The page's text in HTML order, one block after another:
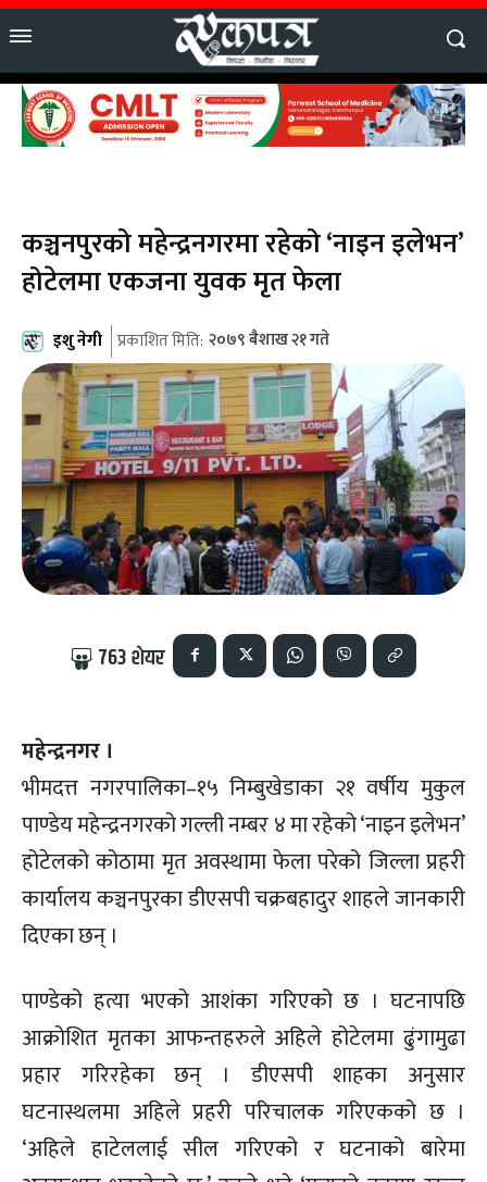
कञ्चनपुरको महेन्द्रनगरमा रहेको ‘नाइन इलेभन’
होटेलमा एकजना युवक मृत फेला
इशु नेगी प्रकाशित मिति: २०७९ बैशाख २१ गते
763शेयर
महेन्द्रनगर ।
भीमदत्त नगरपालिका–१५ निम्बुखेडाका २१ वर्षीय मुकुल
पाण्डेय महेन्द्रनगरको गल्ली नम्बर ४ मा रहेको ‘नाइन इलेभन’
होटेलको कोठामा मृत अवस्थामा फेला परेको जिल्ला प्रहरी
कार्यालय कञ्चनपुरका डीएसपी चक्रबहादुर शाहले जानकारी
दिएका छन् ।
पाण्डेको हत्या भएको आशंका गरिएको छ । घटनापछि
आक्रोशित मृतका आफन्तहरुले अहिले होटेलमा ढुंगामुढा
प्रहार गरिरहेका छन् । डीएसपी शाहका अनुसार
घटनास्थलमा अहिले प्रहरी परिचालक गरिएकको छ ।
‘अहिले हाटेललाई सील गरिएको र घटनाको बारेमा